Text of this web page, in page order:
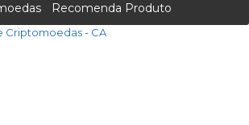
Recomenda Produto
Criptomoedas - CA